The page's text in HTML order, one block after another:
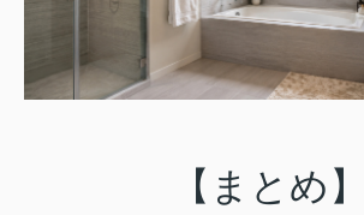
【まとめ】